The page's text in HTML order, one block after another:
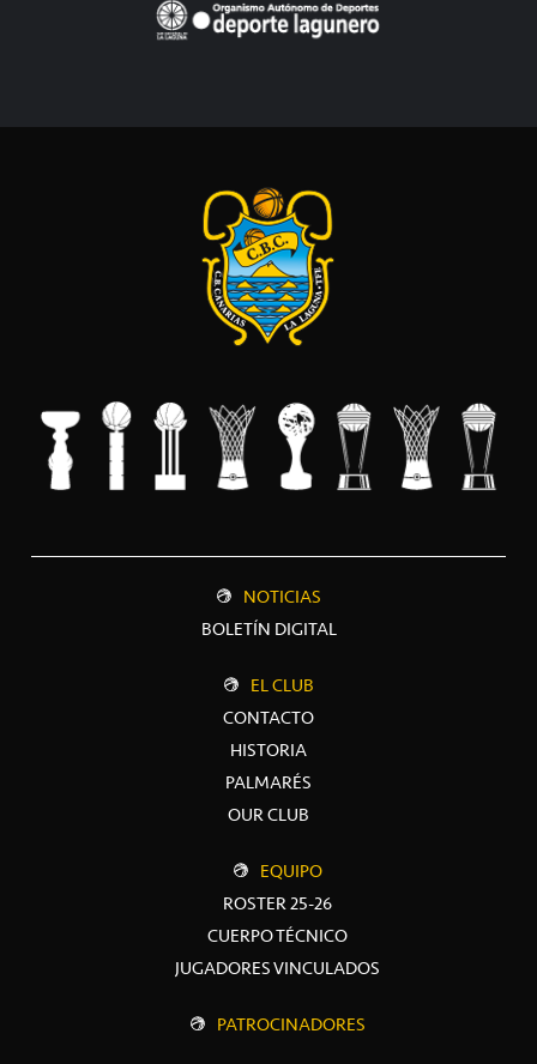
NOTICIAS
BOLETÍN DIGITAL
EL CLUB
CONTACTO
HISTORIA
PALMARÉS
OUR CLUB
EQUIPO
ROSTER 25-26
CUERPO TÉCNICO
JUGADORES VINCULADOS
PATROCINADORES